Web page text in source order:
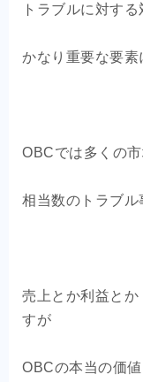
トラブルに対す
かなり重要な要素
OBCでは多くの
相当数のトラブル
売上とか利益と
すが
OBCの本当の価